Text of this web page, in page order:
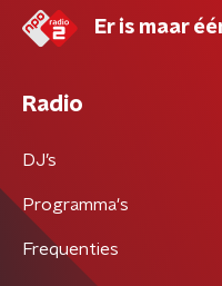
Er is maar
Radio
DJ’s
Programma's
Frequenties